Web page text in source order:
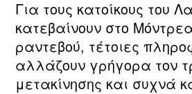
Για τους κατοίκους του
κατεβαίνουν στο
ραντεβού, τέτοιες
αλλάζουν γρήγορα τον
μετακίνησης και συχνά